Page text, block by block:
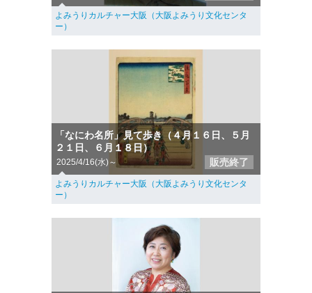
よみうりカルチャー大阪（大阪よみうり文化センタ
ー）
「なにわ名所」見て歩き（４月１６日、５月
２１日、６月１８日）
2025/4/16(水)～ 販売終了
よみうりカルチャー大阪（大阪よみうり文化センタ
ー）